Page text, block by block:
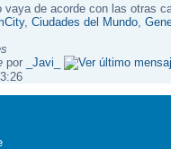
vaya de acorde con las otras
,Ciudades del Mundo ,
por
_Javi_